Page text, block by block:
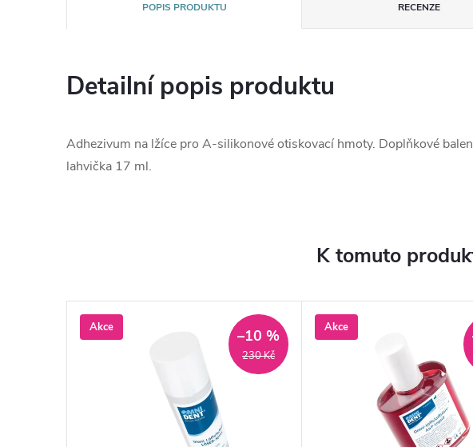
POPIS PRODUKTU RECENZE
Detailní popis produktu
Adhezivum na lžíce pro A-silikonové otiskovací hmoty. Doplňkové
lahvička 17 ml.
K tomuto
Akce
230 Kč
–10 % Akce